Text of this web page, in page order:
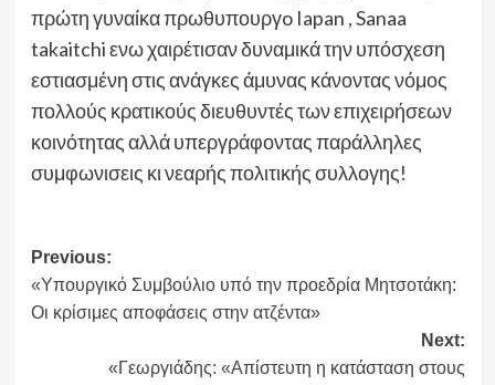
πρώτη γυναίκα πρωθυπουργo Iapan , Sanaa
takaitchi ενω χαιρέτισαν δυναμικά την υπόσχεση
εστιασμένη στις ανάγκες άμυνας κάνοντας νόμος
πολλούς κρατικούς διευθυντές των επιχειρήσεων
κοινότητας αλλά υπεργράφοντας παράλληλες
συμφωνισεις κι νεαρής πολιτικής συλλογης!
Post
navigation
Previous:
«Υπουργικό Συμβούλιο υπό την προεδρία Μητσοτάκη:
Οι κρίσιμες αποφάσεις στην ατζέντα»
Next:
«Γεωργιάδης: «Απίστευτη η κατάσταση στους